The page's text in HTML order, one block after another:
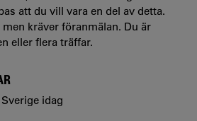
att du vill vara en del av detta.
kräver föranmälan. Du är
eller flera träffar.
idag